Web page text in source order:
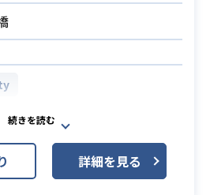
概要】
開発中の3Dアクションゲーム
ェクトデザイナーとして携わ
ただきます。
詳細を見る